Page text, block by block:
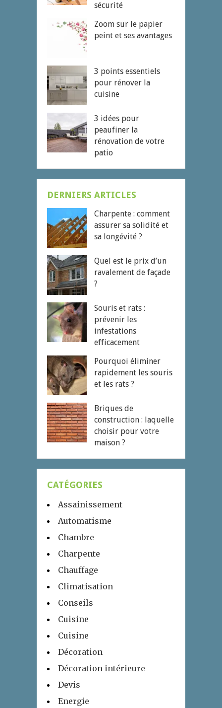
sécurité
Zoom sur le papier
peint et ses avantages
3 points essentiels
pour rénover la
cuisine
3 idées pour
peaufiner la
rénovation de votre
patio
DERNIERS ARTICLES
Charpente : comment
assurer sa solidité et
sa longévité ?
Quel est le prix d’un
ravalement de façade
?
Souris et rats :
prévenir les
infestations
efficacement
Pourquoi éliminer
rapidement les souris
et les rats ?
Briques de
construction : laquelle
choisir pour votre
maison ?
CATÉGORIES
Assainissement
Automatisme
Chambre
Charpente
Chauffage
Climatisation
Conseils
Cuisine
Cuisine
Décoration
Décoration intérieure
Devis
Energie